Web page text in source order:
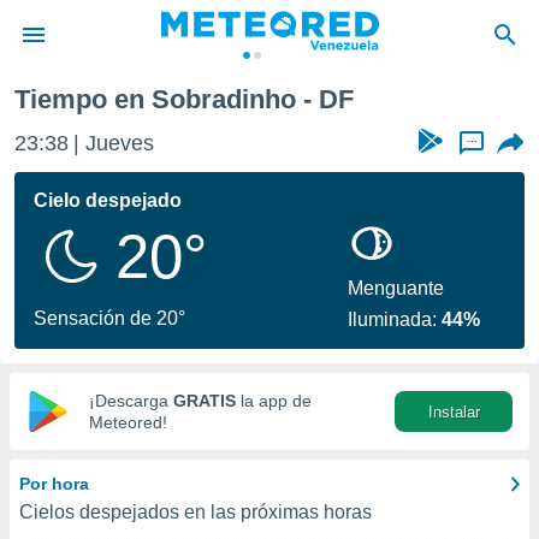
de
ha
calidad.
a este
las
y
digital
basada
Tiempo en Sobradinho - DF
23:38 Jueves ...
Cielo despejado
20°
Sensación de 20°
Menguante
Iluminada:44%
¡Descarga GRATIS la app de
Meteored!
Instalar
Por hora
Cielos despejados en las próximas horas